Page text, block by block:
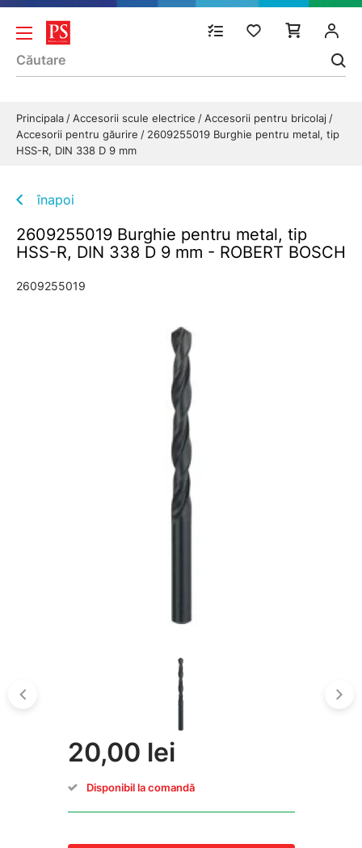
Principala Accesorii scule electrice
Accesorii pentru bricolaj
Accesorii pentru găurire
2609255019 Burghie pentru metal, tip
HSS-R, DIN 338 D 9 mm
înapoi
2609255019 Burghie pentru metal, tip
HSS-R, DIN 338 D 9 mm - ROBERT BOSCH
2609255019
20,00 lei
Disponibil la comandă